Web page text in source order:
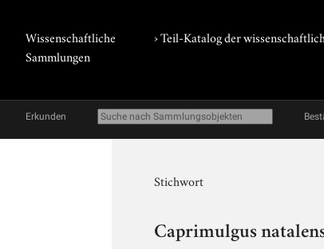
Wissenschaftliche
Sammlungen
› Teil-Katalog der
Erkunden
Stichwort
Caprimulgus